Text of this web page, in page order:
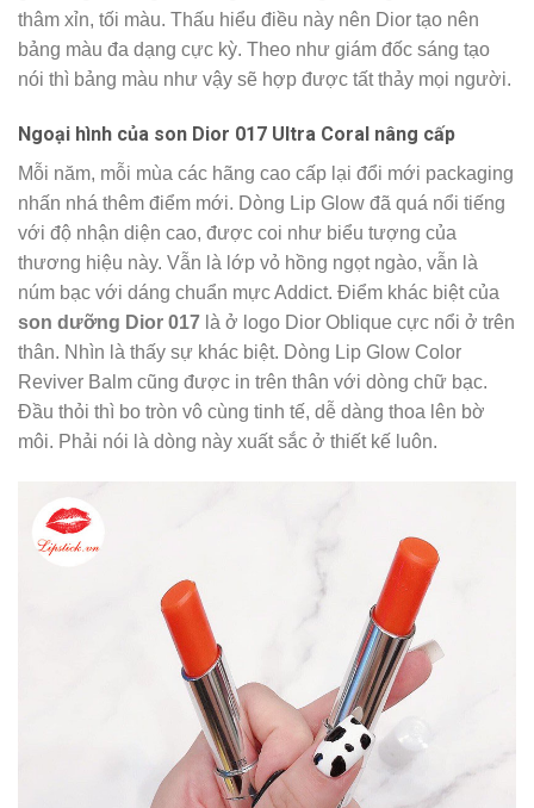
thâm xỉn, tối màu. Thấu hiểu điều này nên Dior tạo nên
bảng màu đa dạng cực kỳ. Theo như giám đốc sáng tạo
nói thì bảng màu như vậy sẽ hợp được tất thảy mọi người.
Ngoại hình của son Dior 017 Ultra Coral nâng cấp
Mỗi năm, mỗi mùa các hãng cao cấp lại đổi mới packaging
nhấn nhá thêm điểm mới. Dòng Lip Glow đã quá nổi tiếng
với độ nhận diện cao, được coi như biểu tượng của
thương hiệu này. Vẫn là lớp vỏ hồng ngọt ngào, vẫn là
núm bạc với dáng chuẩn mực Addict. Điểm khác biệt của
son dưỡng Dior 017 là ở logo Dior Oblique cực nổi ở trên
thân. Nhìn là thấy sự khác biệt. Dòng Lip Glow Color
Reviver Balm cũng được in trên thân với dòng chữ bạc.
Đầu thỏi thì bo tròn vô cùng tinh tế, dễ dàng thoa lên bờ
môi. Phải nói là dòng này xuất sắc ở thiết kế luôn.